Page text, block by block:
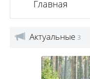
Главная
Актуальные 3